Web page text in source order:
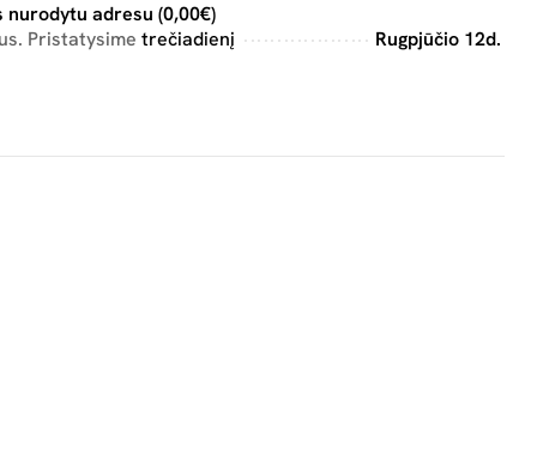
nurodytu adresu (0,00€)
Pristatysime trečiadienį Rugpjūčio 12d.